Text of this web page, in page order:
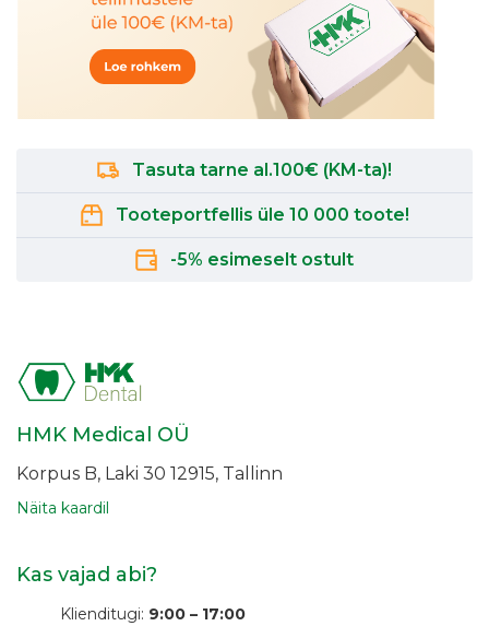
Tasuta tarne al.100€ (KM-ta)!
Tooteportfellis üle 10 000 toote!
-5% esimeselt ostult
HMK Medical OÜ
Korpus B, Laki 30 12915, Tallinn
Näita kaardil
Kas vajad abi?
Klienditugi: 9:00 – 17:00